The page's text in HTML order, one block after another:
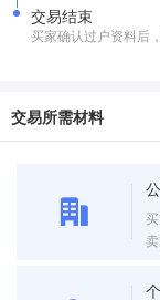
交易结束
买家确认过户资料后
交易所需材料